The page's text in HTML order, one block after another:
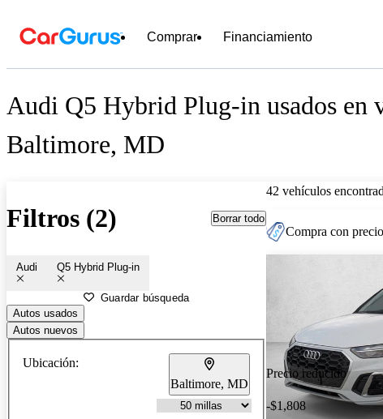
Comprar Financiamiento
Audi Q5 Hybrid Plug-in usados en
Baltimore, MD
Filtros (2) Borrar todo
Audi Q5 Hybrid Plug-in
Guardar búsqueda
Autos usados
Autos nuevos
Ubicación:
Baltimore, MD
42 vehículos
Compra con
Precio reducido
-$1,808